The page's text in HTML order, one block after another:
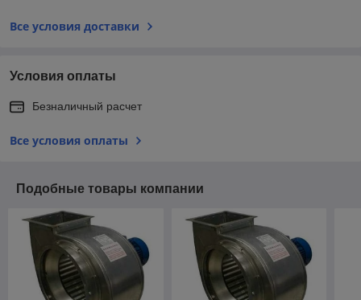
Все условия доставки
Условия оплаты
Безналичный расчет
Все условия оплаты
Подобные товары компании